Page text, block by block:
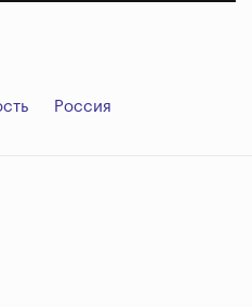
Россия